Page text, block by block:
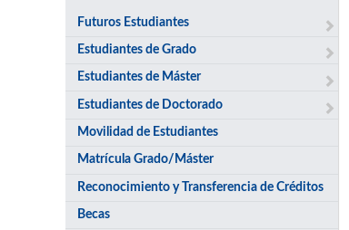
Futuros Estudiantes
Estudiantes de Grado
Estudiantes de Máster
Estudiantes de Doctorado
Movilidad de Estudiantes
Matrícula Grado/Máster
Reconocimiento y Transferencia de Créditos
Becas